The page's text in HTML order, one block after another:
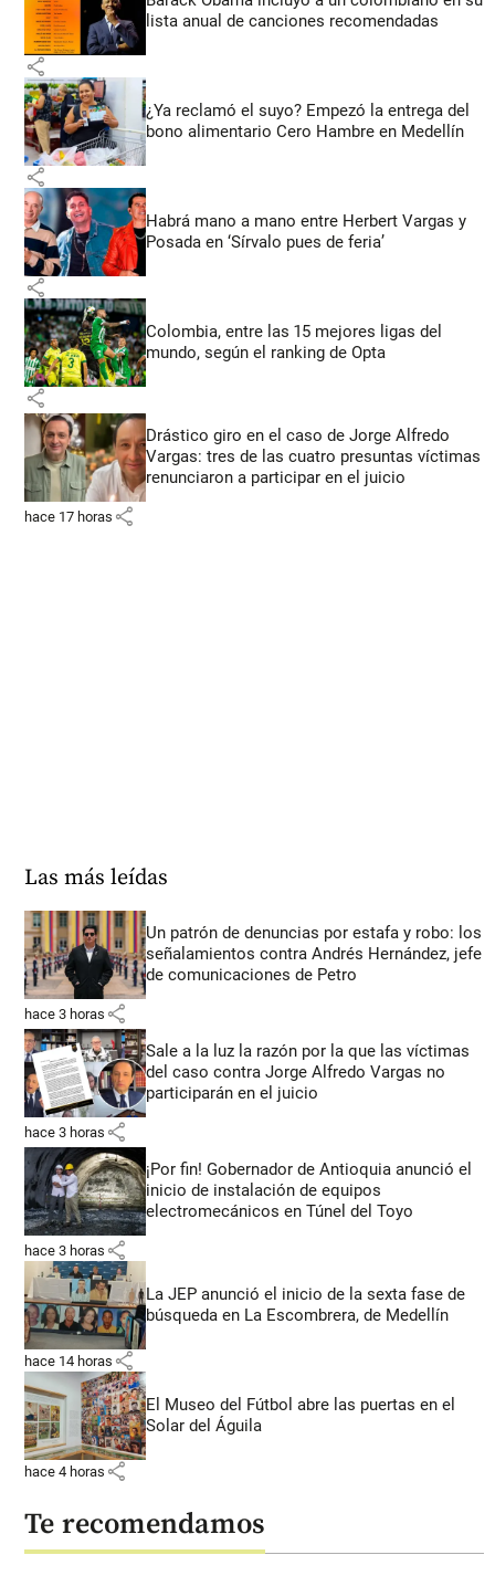
lista anual de canciones recomendadas
share
¿Ya reclamó el suyo? Empezó la entrega del
bono alimentario Cero Hambre en Medellín
share
Habrá mano a mano entre Herbert Vargas y
Posada en ‘Sírvalo pues de feria’
share
Colombia, entre las 15 mejores ligas del
mundo, según el ranking de Opta
share
Drástico giro en el caso de Jorge Alfredo
Vargas: tres de las cuatro presuntas víctimas
renunciaron a participar en el juicio
hace 17 horas share
Las más leídas
Un patrón de denuncias por estafa y robo: los
señalamientos contra Andrés Hernández, jefe
de comunicaciones de Petro
hace 3 horas share
Sale a la luz la razón por la que las víctimas
del caso contra Jorge Alfredo Vargas no
participarán en el juicio
hace 3 horas share
¡Por fin! Gobernador de Antioquia anunció el
inicio de instalación de equipos
electromecánicos en Túnel del Toyo
hace 3 horas share
La JEP anunció el inicio de la sexta fase de
búsqueda en La Escombrera, de Medellín
hace 14 horas share
El Museo del Fútbol abre las puertas en el
Solar del Águila
hace 4 horas share
Te recomendamos